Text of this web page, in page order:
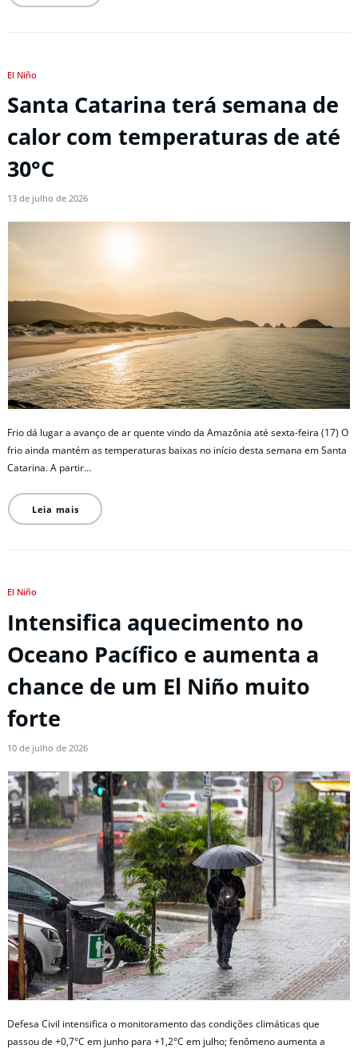
El Niño
Santa Catarina terá semana de
calor com temperaturas de até
30°C
13 de julho de 2026
Frio dá lugar a avanço de ar quente vindo da Amazônia até sexta-feira (17) O
frio ainda mantém as temperaturas baixas no início desta semana em Santa
Catarina. A partir…
Leia mais
El Niño
Intensifica aquecimento no
Oceano Pacífico e aumenta a
chance de um El Niño muito
forte
10 de julho de 2026
Defesa Civil intensifica o monitoramento das condições climáticas que
passou de +0,7°C em junho para +1,2°C em julho; fenômeno aumenta a